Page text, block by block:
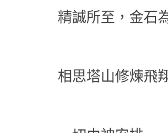
精誠所至，金石
相思塔山修煉飛